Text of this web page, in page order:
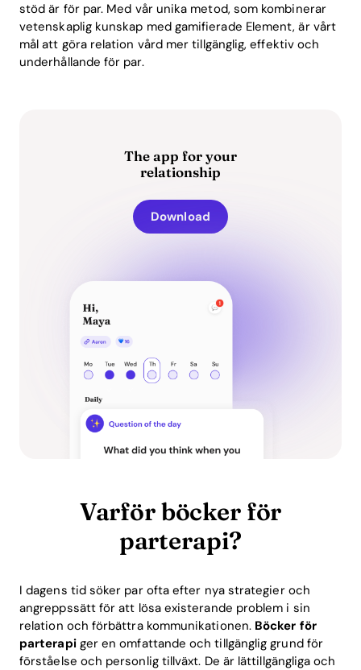
stöd är för par. Med vår unika metod, som kombinerar
vetenskaplig kunskap med gamifierade Element, är vårt
mål att göra relation vård mer tillgänglig, effektiv och
underhållande för par.
The app for your
relationship
Download
Varför böcker för
parterapi?
I dagens tid söker par ofta efter nya strategier och
angreppssätt för att lösa existerande problem i sin
relation och förbättra kommunikationen. Böcker för
parterapiger en omfattande och tillgänglig grund för
förståelse och personlig tillväxt. De är lättillgängliga och